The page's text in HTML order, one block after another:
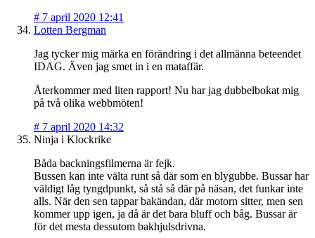
# 7 april 2020 12:41
Lotten Bergman
Jag tycker mig märka en förändring i det allmänna beteendet
IDAG. Även jag smet in i en mataffär.
Återkommer med liten rapport! Nu har jag dubbelbokat mig
på två olika webbmöten!
# 7 april 2020 14:32
Ninja i Klockrike
Båda backningsfilmerna är fejk.
Bussen kan inte välta runt så där som en blygubbe. Bussar har
väldigt låg tyngdpunkt, så stå så där på näsan, det funkar inte
alls. När den sen tappar bakändan, där motorn sitter, men sen
kommer upp igen, ja då är det bara bluff och båg. Bussar är
för det mesta dessutom bakhjulsdrivna.